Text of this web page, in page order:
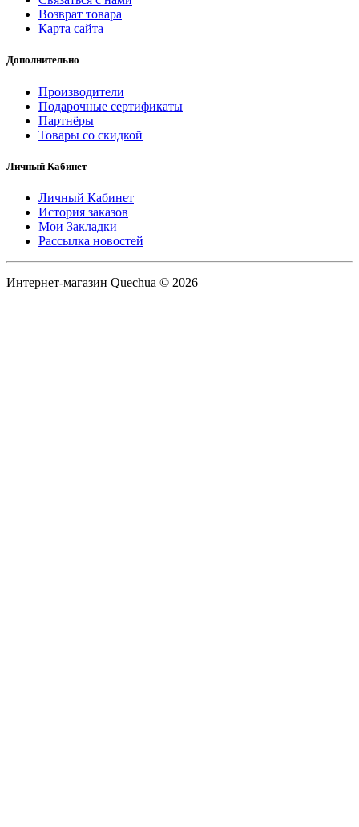
Возврат товара
Карта сайта
Дополнительно
Производители
Подарочные сертификаты
Партнёры
Товары со скидкой
Личный Кабинет
Личный Кабинет
История заказов
Мои Закладки
Рассылка новостей
Интернет-магазин Quechua © 2026